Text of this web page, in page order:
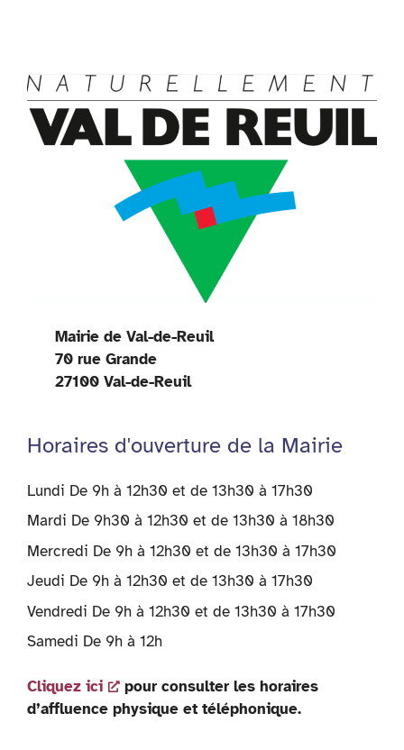
Mairie de Val-de-Reuil
70 rue Grande
27100 Val-de-Reuil
Horaires d'ouverture de la Mairie
Lundi De 9h à 12h30 et de 13h30 à 17h30
Mardi De 9h30 à 12h30 et de 13h30 à 18h30
Mercredi De 9h à 12h30 et de 13h30 à 17h30
Jeudi De 9h à 12h30 et de 13h30 à 17h30
Vendredi De 9h à 12h30 et de 13h30 à 17h30
Samedi De 9h à 12h
Cliquez ici
pour consulter les horaires
d’affluence physique et téléphonique.